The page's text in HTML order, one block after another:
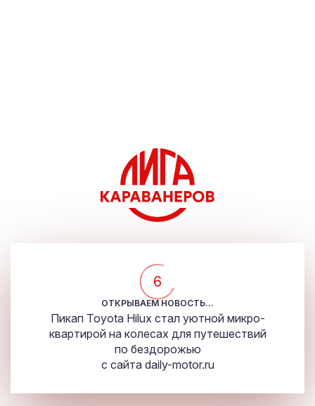
5
ОТКРЫВАЕМ НОВОСТЬ...
Пикап Toyota Hilux стал уютной микро-
квартирой на колесах для путешествий
по бездорожью
с сайта daily-motor.ru